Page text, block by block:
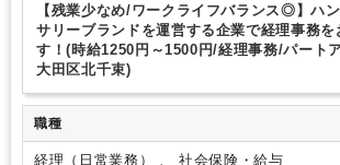
【残業少なめ/ワークライフバランス◎】ハ
サリーブランドを運営する企業で経理事務を
す！(時給1250円～1500円/経理事務/パート
大田区北千束)
職種
経理（日常業務） 、 社会保険・給与